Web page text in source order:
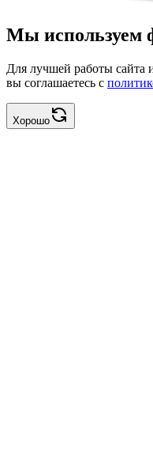
Мы используем
Для лучшей работы сайта
вы соглашаетесь с
Хорошо